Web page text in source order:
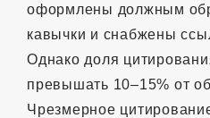
оформлены должным
кавычки и снабжены
Однако доля
превышать 10–15% от
Чрезмерное